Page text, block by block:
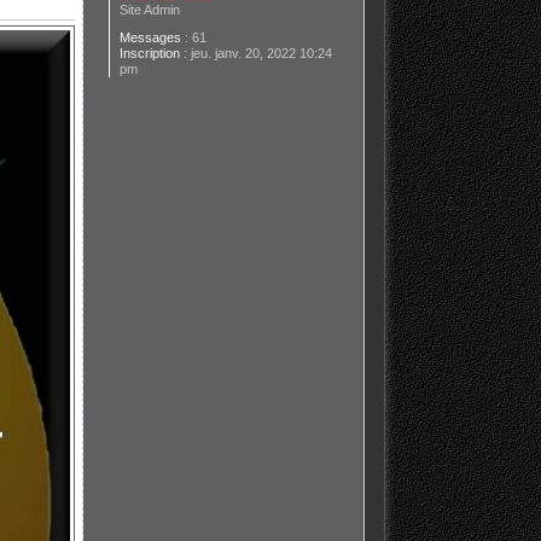
Site Admin
Messages : 61
Inscription : jeu. janv. 20, 2022 10:24
pm